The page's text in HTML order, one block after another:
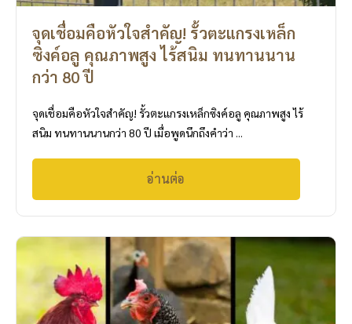
จุดเชื่อมคือหัวใจสำคัญ! รั้วตะแกรงเหล็ก
ซิงค์อลู คุณภาพสูง ไร้สนิม ทนทานนาน
กว่า 80 ปี
จุดเชื่อมคือหัวใจสำคัญ! รั้วตะแกรงเหล็กซิงค์อลู คุณภาพสูง ไร้
สนิม ทนทานนานกว่า 80 ปี เมื่อพูดนึกถึงคำว่า ...
อ่านต่อ